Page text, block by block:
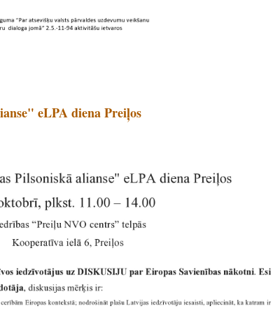
eLPA diena Preiļos